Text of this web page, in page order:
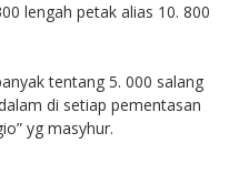
lengah petak alias 10. 800
tentang 5. 000 salang
di setiap pementasan
yg masyhur.